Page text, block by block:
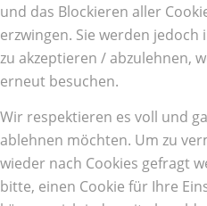
und das Blockieren aller
erzwingen. Sie werden
zu akzeptieren / abzulehnen,
erneut besuchen.
Wir respektieren es voll und
ablehnen möchten. Um zu
wieder nach Cookies gefragt
bitte, einen Cookie für Ihre